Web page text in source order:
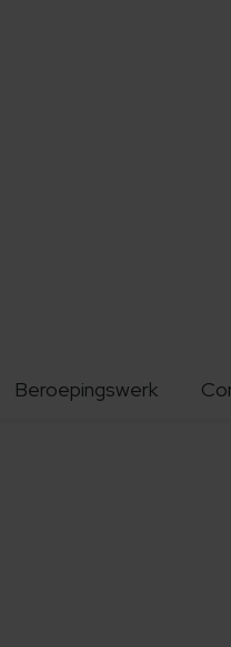
Beroepingswerk